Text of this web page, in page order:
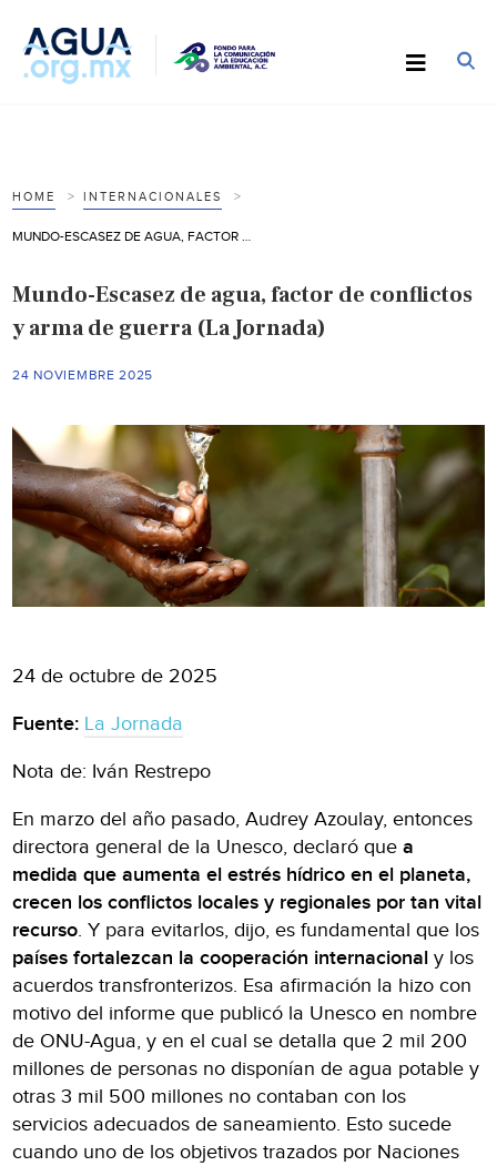
HOME INTERNACIONALES
Mundo-Escasez de agua, factor de conflictos
y arma de guerra (La Jornada)
24 NOVIEMBRE 2025
24 de octubre de 2025
Fuente: La Jornada
Nota de: Iván Restrepo
En marzo del año pasado, Audrey Azoulay, entonces
directora general de la Unesco, declaró quea
medida que aumenta el estrés hídrico en el planeta,
crecen los conflictos locales y regionales por tan vital
recurso. Y para evitarlos, dijo, es fundamental que los
países fortalezcan la cooperación internacional y los
acuerdos transfronterizos. Esa afirmación la hizo con
motivo del informe que publicó la Unesco en nombre
de ONU-Agua, y en el cual se detalla que 2 mil 200
millones de personas no disponían de agua potable y
otras 3 mil 500 millones no contaban con los
servicios adecuados de saneamiento. Esto sucede
cuando uno de los objetivos trazados por Naciones